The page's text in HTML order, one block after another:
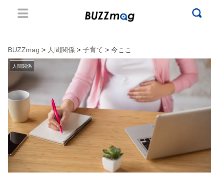
BUZZmag > 人間関係 > 子育て > 今ここ
人間関係